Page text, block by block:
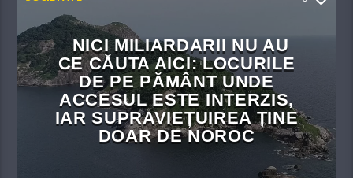
NICI MILIARDARII NU AU
CE CĂUTA AICI: LOCURILE
DE PE PĂMÂNT UNDE
ACCESUL ESTE INTERZIS,
IAR SUPRAVIEȚUIREA ȚINE
DOAR DE NOROC